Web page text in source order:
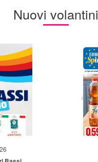
Nuovi volantini